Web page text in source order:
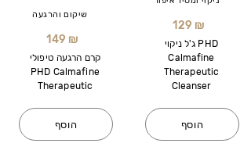
שיקום והרגעה
149 ₪
קרם הרגעה טיפולי
PHD Calmafine
Therapeutic
הוסף
129 ₪
ג'ל ניקוי PHD
Calmafine
Therapeutic
Cleanser
הוסף